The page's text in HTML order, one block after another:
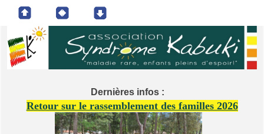
Dernières infos :
Retour sur le rassemblement des familles 2026